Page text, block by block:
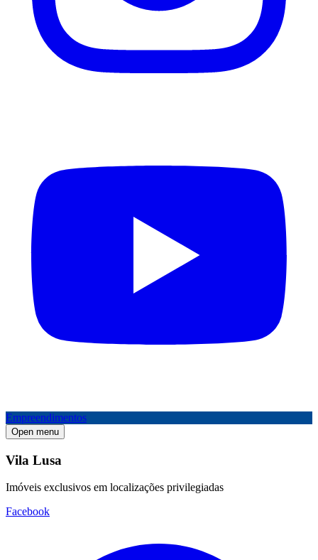
Empreendimentos
Open menu
Vila Lusa
Imóveis exclusivos em localizações privilegiadas
Facebook